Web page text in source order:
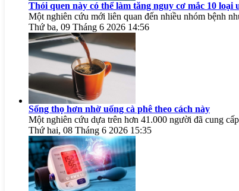
Thói quen này có thể làm tăng nguy cơ mắc 10 loại
Một nghiên cứu mới liên quan đến nhiều nhóm bệnh
Thứ ba, 09 Tháng 6 2026 14:56
Sống thọ hơn nhờ uống cà phê theo cách này
Một nghiên cứu dựa trên hơn 41.000 người đã cung
Thứ hai, 08 Tháng 6 2026 15:35